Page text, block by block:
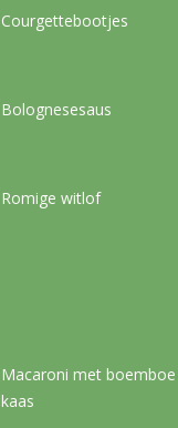
Courgettebootjes
Bolognesesaus
Romige witlof
Macaroni met
kaas